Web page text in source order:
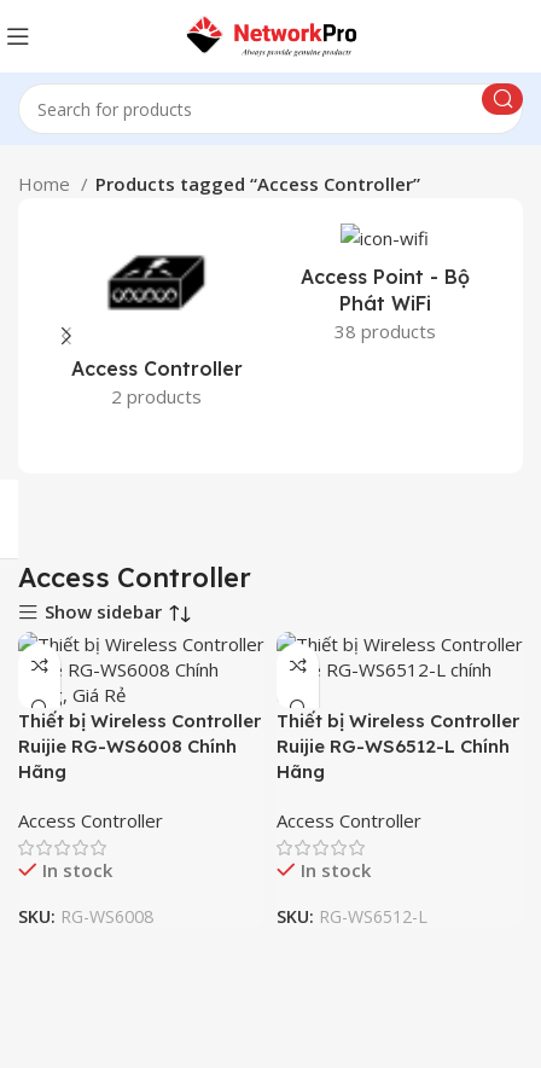
Home Products tagged “Access Controller”
Access Controller
2 products
Access Point - Bộ
Phát WiFi
38 products
Access Controller
Show sidebar
Thiết bị Wireless Controller
Ruijie RG-WS6008 Chính
Hãng
Access Controller
In stock
SKU: RG-WS6008
Thiết bị Wireless Controller
Ruijie RG-WS6512-L Chính
Hãng
Access Controller
In stock
SKU: RG-WS6512-L